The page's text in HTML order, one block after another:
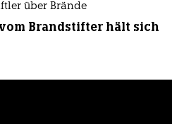
über Brände
Brandstifter hält sich